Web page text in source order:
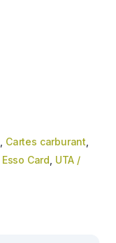
Cartes carburant
Esso Card UTA /